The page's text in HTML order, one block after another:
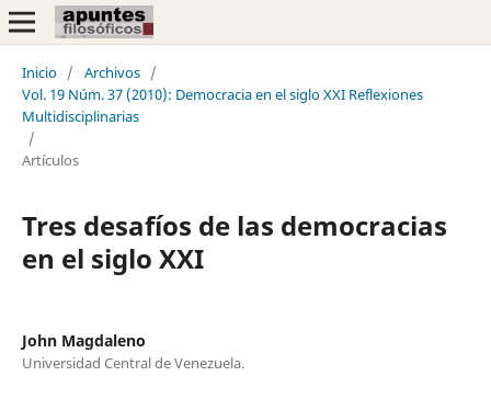
Inicio / Archivos /
Vol. 19 Núm. 37 (2010): Democracia en el siglo XXI Reflexiones
Multidisciplinarias
/
Artículos
Tres desafíos de las democracias
en el siglo XXI
John Magdaleno
Universidad Central de Venezuela.